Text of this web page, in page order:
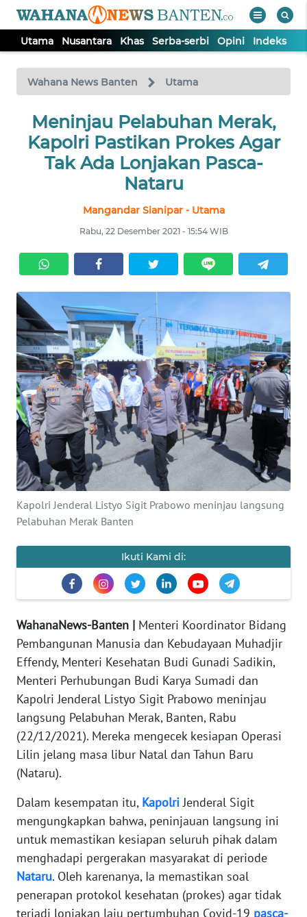
Utama Nusantara Khas Serba-serbi Opini Indeks
Wahana News Banten Utama
Meninjau Pelabuhan Merak,
Kapolri Pastikan Prokes Agar
Tak Ada Lonjakan Pasca-
Nataru
Mangandar Sianipar - Utama
Rabu, 22 Desember 2021 - 15:54 WIB
Kapolri Jenderal Listyo Sigit Prabowo meninjau langsung
Pelabuhan Merak Banten
Ikuti Kami di:
WahanaNews-Banten | Menteri Koordinator Bidang
Pembangunan Manusia dan Kebudayaan Muhadjir
Effendy, Menteri Kesehatan Budi Gunadi Sadikin,
Menteri Perhubungan Budi Karya Sumadi dan
Kapolri Jenderal Listyo Sigit Prabowo meninjau
langsung Pelabuhan Merak, Banten, Rabu
(22/12/2021). Mereka mengecek kesiapan Operasi
Lilin jelang masa libur Natal dan Tahun Baru
(Nataru).
Dalam kesempatan itu, KapolriJenderal Sigit
mengungkapkan bahwa, peninjauan langsung ini
untuk memastikan kesiapan seluruh pihak dalam
menghadapi pergerakan masyarakat di periode
Nataru. Oleh karenanya, Ia memastikan soal
penerapan protokol kesehatan (prokes) agar tidak
terjadi lonjakan laju pertumbuhan Covid-19 pasca-
TV
Tutup
UTAMA
NUSANTARA
SERBI
OPINI
Informasi
INDEKS
BERITA
KONTAK
KAMI
INFO
IKLAN
TENTANG
KAMI
MEDIA
REDAKSI
KARIR
DISCLAIMER
Wahana
News
Regional
SUMUT
WN
JAKARTA
WN
JABAR